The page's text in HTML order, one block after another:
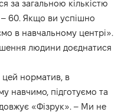
за загальною кількістю
– 60. Якщо ви успішно
в навчальному центрі».
людини доєднатися
цей норматив, в
навчимо, підготуємо та
«Фізрук». – Ми не